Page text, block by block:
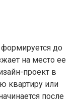
до
на место ее
проект в
квартиру или
после